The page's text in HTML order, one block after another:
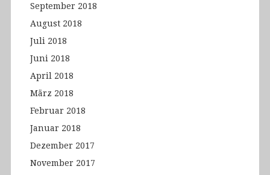
September 2018
August 2018
Juli 2018
Juni 2018
April 2018
März 2018
Februar 2018
Januar 2018
Dezember 2017
November 2017